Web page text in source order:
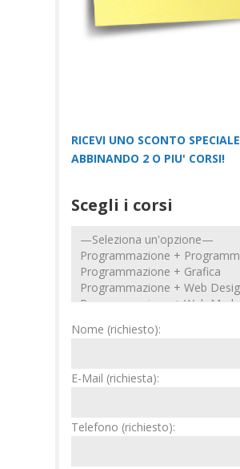
RICEVI UNO SCONTO SPECIALE
ABBINANDO 2 O PIU' CORSI!
Scegli i corsi
Nome (richiesto):
E-Mail (richiesta):
Telefono (richiesto):